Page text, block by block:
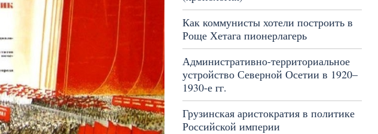
Как коммунисты хотели построить в
Роще Хетага пионерлагерь
Административно-территориальное
устройство Северной Осетии в 1920–
1930-е гг.
Грузинская аристократия в политике
Российской империи